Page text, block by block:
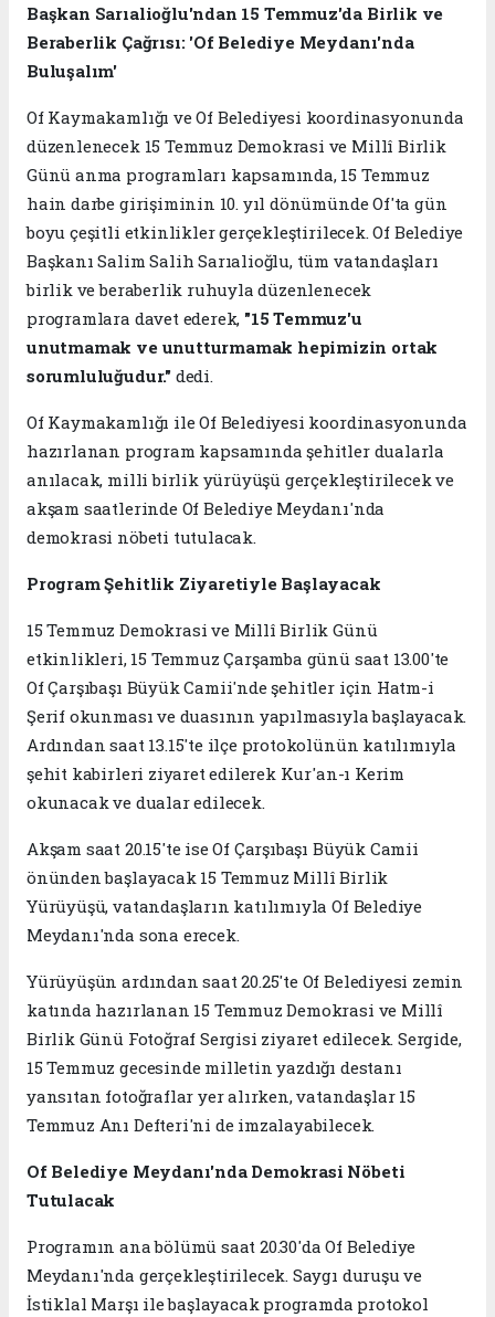
Başkan Sarıalioğlu'ndan 15 Temmuz'da Birlik ve
Beraberlik Çağrısı: 'Of Belediye Meydanı'nda
Buluşalım'
Of Kaymakamlığı ve Of Belediyesi koordinasyonunda
düzenlenecek 15 Temmuz Demokrasi ve Millî Birlik
Günü anma programları kapsamında, 15 Temmuz
hain darbe girişiminin 10. yıl dönümünde Of'ta gün
boyu çeşitli etkinlikler gerçekleştirilecek. Of Belediye
Başkanı Salim Salih Sarıalioğlu, tüm vatandaşları
birlik ve beraberlik ruhuyla düzenlenecek
programlara davet ederek, "15 Temmuz'u
unutmamak ve unutturmamak hepimizin ortak
sorumluluğudur." dedi.
Of Kaymakamlığı ile Of Belediyesi koordinasyonunda
hazırlanan program kapsamında şehitler dualarla
anılacak, milli birlik yürüyüşü gerçekleştirilecek ve
akşam saatlerinde Of Belediye Meydanı'nda
demokrasi nöbeti tutulacak.
Program Şehitlik Ziyaretiyle Başlayacak
15 Temmuz Demokrasi ve Millî Birlik Günü
etkinlikleri, 15 Temmuz Çarşamba günü saat 13.00'te
Of Çarşıbaşı Büyük Camii'nde şehitler için Hatm-i
Şerif okunması ve duasının yapılmasıyla başlayacak.
Ardından saat 13.15'te ilçe protokolünün katılımıyla
şehit kabirleri ziyaret edilerek Kur'an-ı Kerim
okunacak ve dualar edilecek.
Akşam saat 20.15'te ise Of Çarşıbaşı Büyük Camii
önünden başlayacak 15 Temmuz Millî Birlik
Yürüyüşü, vatandaşların katılımıyla Of Belediye
Meydanı'nda sona erecek.
Yürüyüşün ardından saat 20.25'te Of Belediyesi zemin
katında hazırlanan 15 Temmuz Demokrasi ve Millî
Birlik Günü Fotoğraf Sergisi ziyaret edilecek. Sergide,
15 Temmuz gecesinde milletin yazdığı destanı
yansıtan fotoğraflar yer alırken, vatandaşlar 15
Temmuz Anı Defteri'ni de imzalayabilecek.
Of Belediye Meydanı'nda Demokrasi Nöbeti
Tutulacak
Programın ana bölümü saat 20.30'da Of Belediye
Meydanı'nda gerçekleştirilecek. Saygı duruşu ve
İstiklal Marşı ile başlayacak programda protokol